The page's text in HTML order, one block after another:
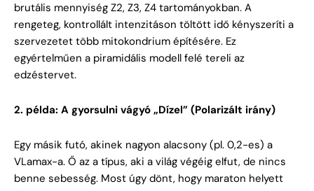
brutális mennyiség Z2, Z3, Z4 tartományokban. A
rengeteg, kontrollált intenzitáson töltött idő kényszeríti a
szervezetet több mitokondrium építésére. Ez
egyértelműen a piramidális modell felé tereli az
edzéstervet.
2. példa: A gyorsulni vágyó „Dízel” (Polarizált irány)
Egy másik futó, akinek nagyon alacsony (pl. 0,2-es) a
VLamax-a. Ő az a típus, aki a világ végéig elfut, de nincs
benne sebesség. Most úgy dönt, hogy maraton helyett